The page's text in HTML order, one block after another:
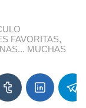
FAVORITAS,
MUCHAS